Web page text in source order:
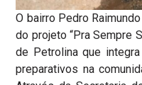
O bairro Pedro
do projeto “Pra Sempre
de Petrolina que
preparativos na